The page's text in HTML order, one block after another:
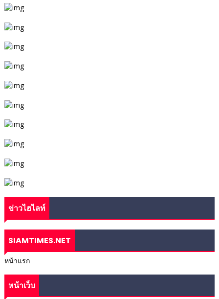
ข่าวไฮไลท์
SIAMTIMES.NET
หน้าแรก
หน้าเว็บ